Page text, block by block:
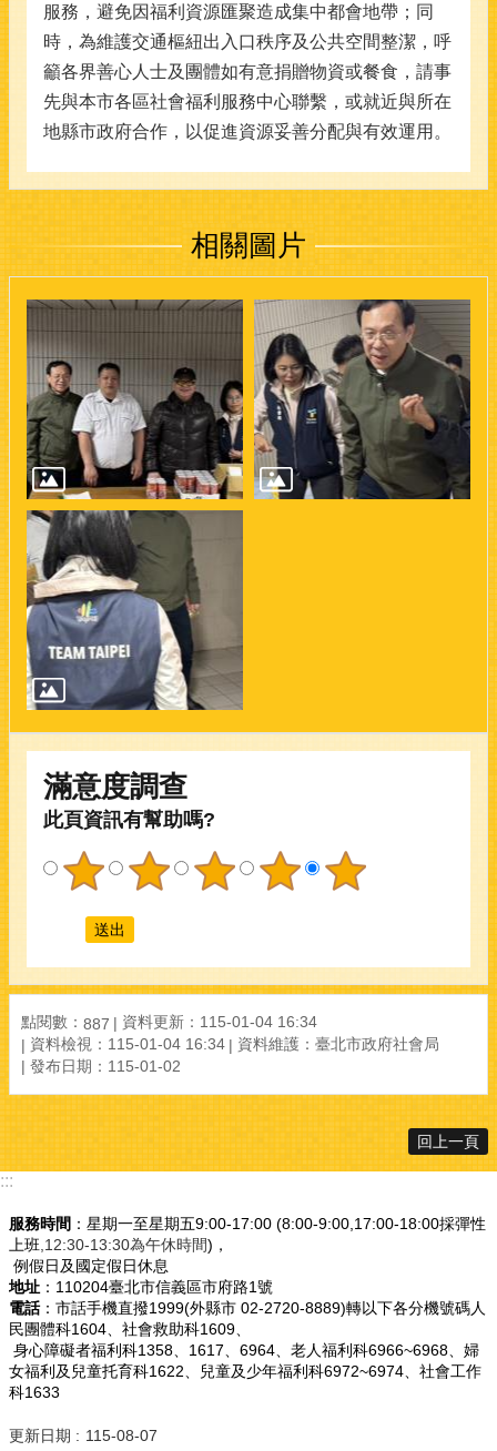
服務，避免因福利資源匯聚造成集中都會地帶；同
時，為維護交通樞紐出入口秩序及公共空間整潔，呼
籲各界善心人士及團體如有意捐贈物資或餐食，請事
先與本市各區社會福利服務中心聯繫，或就近與所在
地縣市政府合作，以促進資源妥善分配與有效運用。
相關圖片
滿意度調查
此頁資訊有幫助嗎?
點閱數： 887
資料更新：115-01-04 16:34
資料檢視：115-01-04 16:34
資料維護：臺北市政府社會局
發布日期：115-01-02
回上一頁
:::
服務時間 ：星期一至星期五9:00-17:00 (8:00-9:00,17:00-18:00採彈性
上班,12:30-13:30為午休時間)，
例假日及國定假日休息
地址 ：110204臺北市信義區市府路1號
電話：市話手機直撥1999(外縣市 02-2720-8889)轉以下各分機號碼人
民團體科1604、社會救助科1609、
身心障礙者福利科1358、1617、6964、老人福利科6966~6968、婦
女福利及兒童托育科1622、兒童及少年福利科6972~6974、社會工作
科1633
更新日期 115-08-07